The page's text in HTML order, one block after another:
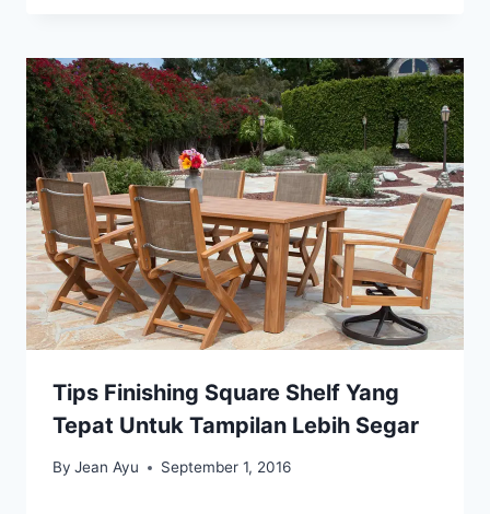
Tips Finishing Square Shelf Yang
Tepat Untuk Tampilan Lebih Segar
By Jean Ayu September 1, 2016